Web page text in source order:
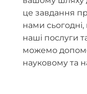
це завдання
нами
наші послуги
можемо
науковому та